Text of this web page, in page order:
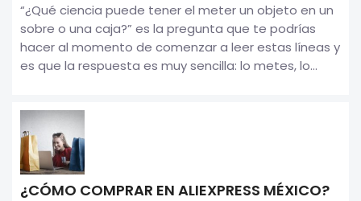
“¿Qué ciencia puede tener el meter un objeto en un
sobre o una caja?” es la pregunta que te podrías
hacer al momento de comenzar a leer estas líneas y
es que la respuesta es muy sencilla: lo metes, lo...
¿CÓMO COMPRAR EN ALIEXPRESS MÉXICO?